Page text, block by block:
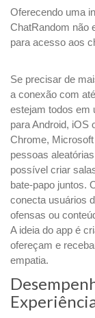
Oferecendo uma
ChatRandom não
para acesso aos
Se precisar de
a conexão com
estejam todos em
para Android, iOS
Chrome,
pessoas
possível criar
bate-papo juntos.
conecta usuários
ofensas ou
A ideia do app é
ofereçam e
empatia.